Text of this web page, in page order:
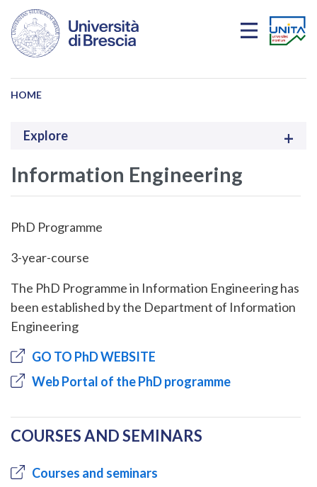
Skip to main content
HOME
Explore
Information Engineering
PhD Programme
3-year-course
The PhD Programme in Information Engineering has
been established by the Department of Information
Engineering
GO TO PhD WEBSITE
Web Portal of the PhD programme
COURSES AND SEMINARS
Courses and seminars